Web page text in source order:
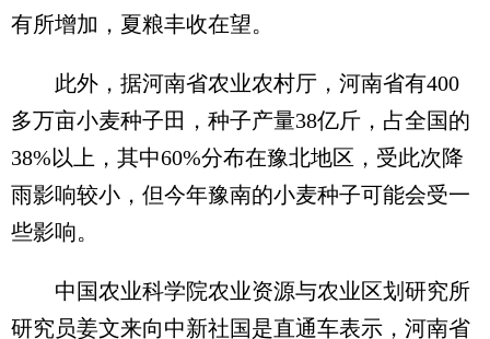
有所增加，夏粮丰收在望。
此外，据河南省农业农村厅，河南省有400
多万亩小麦种子田，种子产量38亿斤，占全国的
38%以上，其中60%分布在豫北地区，受此次降
雨影响较小，但今年豫南的小麦种子可能会受一
些影响。
中国农业科学院农业资源与农业区划研究所
研究员姜文来向中新社国是直通车表示，河南省